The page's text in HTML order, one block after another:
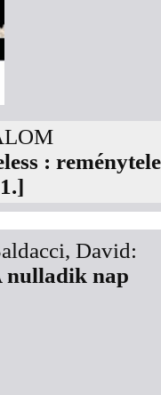
:
David:
nulladik nap